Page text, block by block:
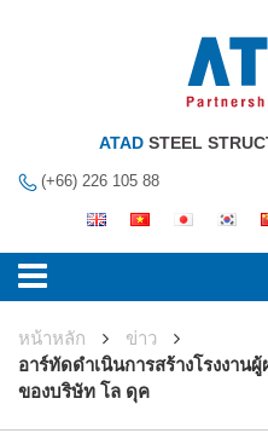
ATAD STEEL
(+66) 226 105 88
หน้าหลัก
ข่าว
อาร์ทัดดําเนินการสร้างโรงงา
ของบริษัท โล ดุค